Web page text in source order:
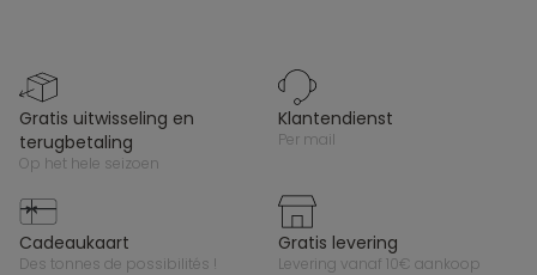
gratis uitwisseling en
terugbetaling
op het hele seizoen
klantendienst
per mail
cadeaukaart
des tonnes de possibilités !
gratis levering
levering vanaf 10€ aankoop